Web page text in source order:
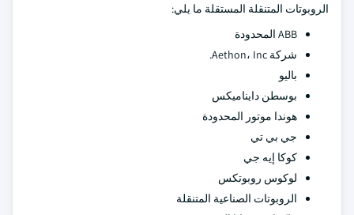
الروبوتات المتنقلة المستقلة ما يلي:
ABB المحدودة
شركة Aethon، Inc.
باليو
بوسطن دايناميكس
هوندا موتور المحدودة
جي بي تي
كوكا إيه جي
لوكوس روبوتكس
الروبوتات الصناعية المتنقلة